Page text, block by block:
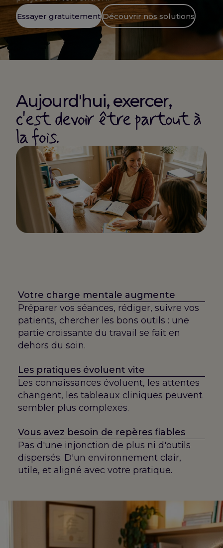
Essayer gratuitement Découvrir nos solutions
Aujourd'hui, exercer,
c'est devoir être partout à
la fois.
Votre charge mentale augmente
Préparer vos séances, rédiger, suivre vos
patients, chercher les bons outils : une
partie croissante du travail se fait en
dehors du soin.
Les pratiques évoluent vite
Les connaissances évoluent, les attentes
changent, les tableaux cliniques peuvent
sembler plus complexes.
Vous avez besoin de repères fiables
Pas d'une injonction de plus ni d'outils
dispersés. D'un environnement clair,
utile, et aligné avec votre pratique.